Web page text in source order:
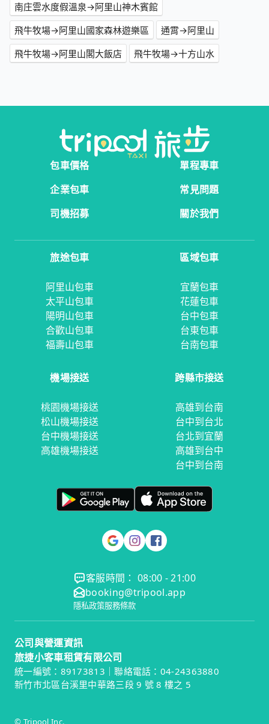
南庄雲水度假溫泉→阿里山神木賓館
飛牛牧場→阿里山國家森林遊樂區
通霄→阿里山
飛牛牧場→阿里山閣大飯店
飛牛牧場→十方山水
包車價格
單程專車
企業包車
常見問題
司機招募
關於我們
旅途包車
阿里山包車
太平山包車
陽明山包車
合歡山包車
福壽山包車
區域包車
宜蘭包車
花蓮包車
台中包車
台東包車
台南包車
機場接送
桃園機場接送
松山機場接送
台中機場接送
高雄機場接送
跨縣市接送
高雄到台南
台中到台北
台北到宜蘭
高雄到台中
台中到台南
客服時間： 08:00 - 21:00
booking@tripool.app
隱私政策服務條款
公司與營運資訊
旅捷小客車租賃有限公司
統一編號：89173813｜聯絡電話：04-24363880
新竹市北區台溪里中華路三段 9 號 8 樓之 5
© Tripool Inc.